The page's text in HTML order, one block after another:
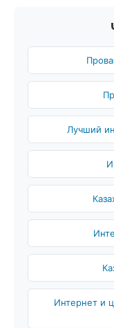
Лучший
Интернет и